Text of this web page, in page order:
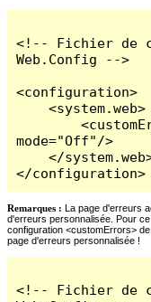
<!-- Fichier de
Web.Config -->
<configuration>
    <system.web>
        <customErrors
mode="Off"/>
    </system.web>
</configuration>
Remarques : La page d'erreurs
d'erreurs personnalisée. Pour
configuration <customErrors>
page d'erreurs personnalisée !
<!-- Fichier de